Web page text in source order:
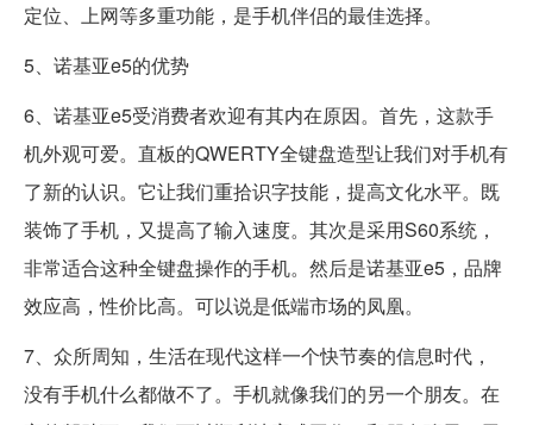
定位、上网等多重功能，是手机伴侣的最佳选择。
5、诺基亚e5的优势
6、诺基亚e5受消费者欢迎有其内在原因。首先，这款手
机外观可爱。直板的QWERTY全键盘造型让我们对手机有
了新的认识。它让我们重拾识字技能，提高文化水平。既
装饰了手机，又提高了输入速度。其次是采用S60系统，
非常适合这种全键盘操作的手机。然后是诺基亚e5，品牌
效应高，性价比高。可以说是低端市场的凤凰。
7、众所周知，生活在现代这样一个快节奏的信息时代，
没有手机什么都做不了。手机就像我们的另一个朋友。在